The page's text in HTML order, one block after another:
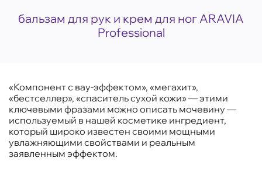
бальзам для рук и крем для ног ARAVIA
Professional
«Компонент с вау-эффектом», «мегахит»,
«бестселлер», «спаситель сухой кожи» — этими
ключевыми фразами можно описать мочевину —
используемый в нашей косметике ингредиент,
который широко известен своими мощными
увлажняющими свойствами и реальным
заявленным эффектом.